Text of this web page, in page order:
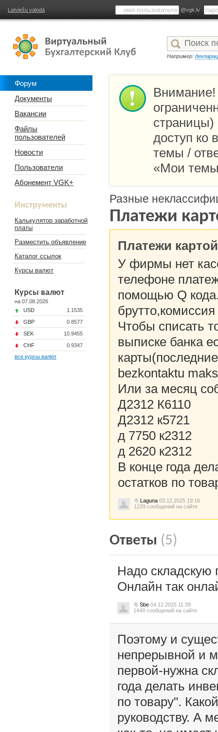
Latviešu valodā @vgk.lv
Например:
Форум
Документы
Вакансии
Файлы
пользователей
Новости
Пользователи
Абонемент VGK+
Инструменты
Калькулятор заработной
платы
Разместить объявление
Каталог ссылок
Курсы валют
Курсы валют
на 07.08.2026
USD
1.1535
GBP
0.8577
SEK
10.9455
CHF
0.9347
все курсы валют
доступ ко
темы /
«Мои
Разные
Платежи
Платежи
У фирмы нет
телефоне
помощью Q
Чтобы списать
выписке банка
bezkontaktu
Или за месяц
Д2312 К6110
Д2312 к5721
д 7750 к2312
д 2620 к2312
В конце года
остатков по
Laguna 03.12.2025 19:16
1229 сообщений на сайте
Ответы (5)
Надо складскую
Онлайн так
Sbe 04.12.2025 11:39
1449 сообщений на сайте
Поэтому и
непрерывной и
первой-нужна
года делать
по товару".
руководству. А